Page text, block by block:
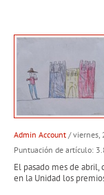
Admin Account / viernes,
Puntuación de artículo:
El pasado mes de
en la Unidad los